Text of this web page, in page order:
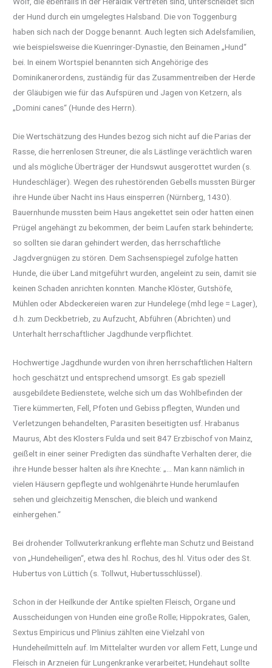
der Hund durch ein umgelegtes Halsband. Die von Toggenburg
haben sich nach der Dogge benannt. Auch legten sich Adelsfamilien,
wie beispielsweise die Kuenringer-Dynastie, den Beinamen „Hund“
bei. In einem Wortspiel benannten sich Angehörige des
Dominikanerordens, zuständig für das Zusammentreiben der Herde
der Gläubigen wie für das Aufspüren und Jagen von Ketzern, als
„Domini canes“ (Hunde des Herrn).
Die Wertschätzung des Hundes bezog sich nicht auf die Parias der
Rasse, die herrenlosen Streuner, die als Lästlinge verächtlich waren
und als mögliche Überträger der Hundswut ausgerottet wurden (s.
Hundeschläger). Wegen des ruhestörenden Gebells mussten Bürger
ihre Hunde über Nacht ins Haus einsperren (Nürnberg, 1430).
Bauernhunde mussten beim Haus angekettet sein oder hatten einen
Prügel angehängt zu bekommen, der beim Laufen stark behinderte;
so sollten sie daran gehindert werden, das herrschaftliche
Jagdvergnügen zu stören. Dem Sachsenspiegel zufolge hatten
Hunde, die über Land mitgeführt wurden, angeleint zu sein, damit sie
keinen Schaden anrichten konnten. Manche Klöster, Gutshöfe,
Mühlen oder Abdeckereien waren zur Hundelege (mhd lege = Lager),
d.h. zum Deckbetrieb, zu Aufzucht, Abführen (Abrichten) und
Unterhalt herrschaftlicher Jagdhunde verpflichtet.
Hochwertige Jagdhunde wurden von ihren herrschaftlichen Haltern
hoch geschätzt und entsprechend umsorgt. Es gab speziell
ausgebildete Bedienstete, welche sich um das Wohlbefinden der
Tiere kümmerten, Fell, Pfoten und Gebiss pflegten, Wunden und
Verletzungen behandelten, Parasiten beseitigten usf. Hrabanus
Maurus, Abt des Klosters Fulda und seit 847 Erzbischof von Mainz,
geißelt in einer seiner Predigten das sündhafte Verhalten derer, die
ihre Hunde besser halten als ihre Knechte: „… Man kann nämlich in
vielen Häusern gepflegte und wohlgenährte Hunde herumlaufen
sehen und gleichzeitig Menschen, die bleich und wankend
einhergehen.“
Bei drohender Tollwuterkrankung erflehte man Schutz und Beistand
von „Hundeheiligen“, etwa des hl. Rochus, des hl. Vitus oder des St.
Hubertus von Lüttich (s. Tollwut, Hubertusschlüssel).
Schon in der Heilkunde der Antike spielten Fleisch, Organe und
Ausscheidungen von Hunden eine große Rolle; Hippokrates, Galen,
Sextus Empiricus und Plinius zählten eine Vielzahl von
Hundeheilmitteln auf. Im Mittelalter wurden vor allem Fett, Lunge und
Fleisch in Arzneien für Lungenkranke verarbeitet; Hundehaut sollte